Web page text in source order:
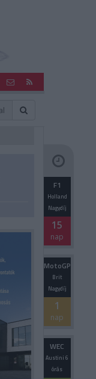
F1
Holland
Nagydíj
15
nap
MotoGP
Brit
Nagydíj
1
nap
WEC
Austini 6
órás